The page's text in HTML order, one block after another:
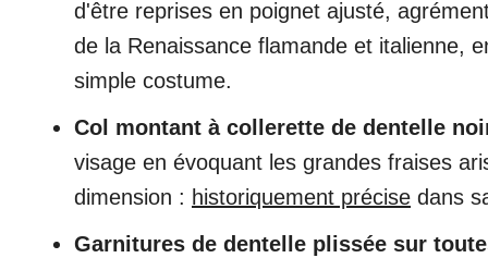
d'être reprises en poignet ajusté,
de la Renaissance flamande et italienne,
simple costume.
Col montant à collerette de dentelle
visage en évoquant les grandes fraises
dimension : historiquement précise dans
Garnitures de dentelle plissée sur